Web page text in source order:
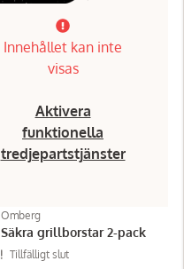
Innehållet kan inte
visas
Aktivera
funktionella
tredjepartstjänster
Omberg
Säkra grillborstar 2-pack
Tillfälligt slut